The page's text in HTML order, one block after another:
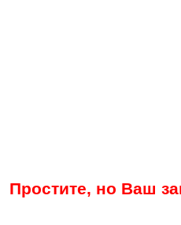
Простите, но Ваш